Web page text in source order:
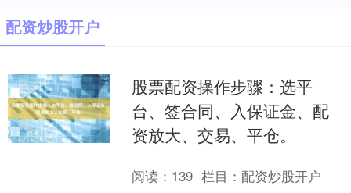
配资炒股开户
股票配资操作步骤：选平
台、签合同、入保证金、配
资放大、交易、平仓。
阅读： 139 栏目：配资炒股开户